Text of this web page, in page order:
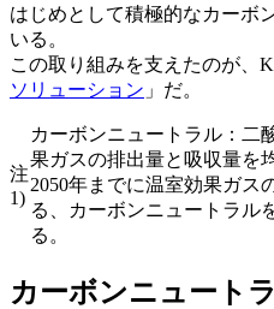
はじめとして積極的なカーボ
いる。
この取り組みを支えたのが、
ソリューション 」だ。
注
1)
カーボンニュートラル：二
果ガスの排出量と吸収量を
2050年までに温室効果ガス
る、カーボンニュートラル
る。
カーボンニュート